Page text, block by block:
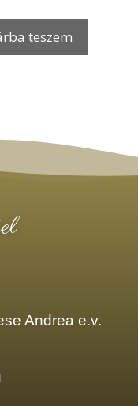
teszem
Andrea e.v.